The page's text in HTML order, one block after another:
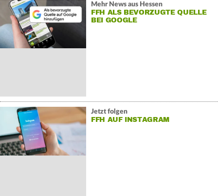
Mehr News aus Hessen
FFH ALS BEVORZUGTE QUELLE
BEI GOOGLE
Jetzt folgen
FFH AUF INSTAGRAM